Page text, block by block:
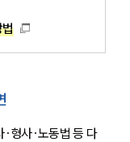
법
·형사·노동법 등 다